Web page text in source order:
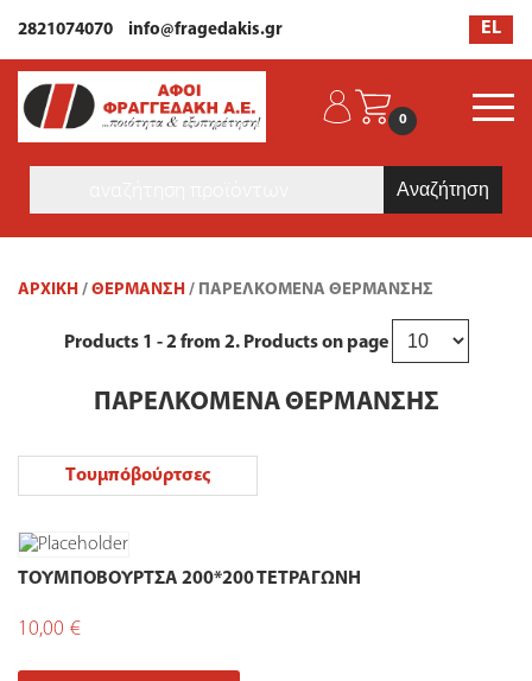
2821074070 info@fragedakis.gr EL
0
ΑΡΧΙΚΉ / ΘΕΡΜΑΝΣΗ / ΠΑΡΕΛΚΌΜΕΝΑ ΘΈΡΜΑΝΣΗΣ
Products 1 - 2 from 2. Products on page
ΠΑΡΕΛΚΌΜΕΝΑ ΘΈΡΜΑΝΣΗΣ
Τουμπόβούρτσες
ΤΟΥΜΠΟΒΟΥΡΤΣΑ 200*200 ΤΕΤΡΑΓΩΝΗ
10,00 €